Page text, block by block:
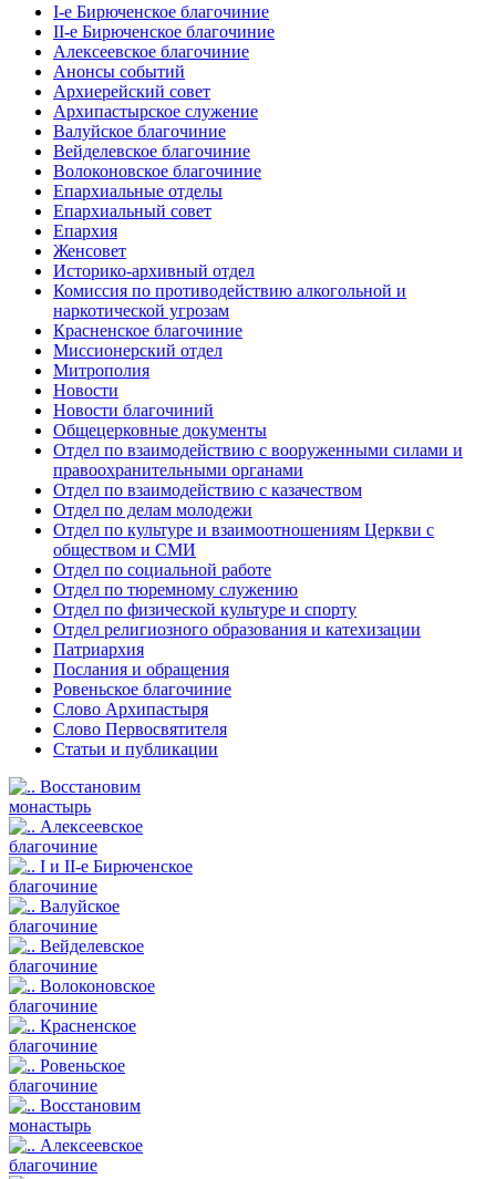
I-е Бирюченское благочиние
II-е Бирюченское благочиние
Алексеевское благочиние
Анонсы событий
Архиерейский совет
Архипастырское служение
Валуйское благочиние
Вейделевское благочиние
Волоконовское благочиние
Епархиальные отделы
Епархиальный совет
Епархия
Женсовет
Историко-архивный отдел
Комиссия по противодействию алкогольной и
наркотической угрозам
Красненское благочиние
Миссионерский отдел
Митрополия
Новости
Новости благочиний
Общецерковные документы
Отдел по взаимодействию с вооруженными силами и
правоохранительными органами
Отдел по взаимодействию с казачеством
Отдел по делам молодежи
Отдел по культуре и взаимоотношениям Церкви с
обществом и СМИ
Отдел по социальной работе
Отдел по тюремному служению
Отдел по физической культуре и спорту
Отдел религиозного образования и катехизации
Патриархия
Послания и обращения
Ровеньское благочиние
Слово Архипастыря
Слово Первосвятителя
Статьи и публикации
Восстановим
монастырь
Алексеевское
благочиние
I и II-е Бирюченское
благочиние
Валуйское
благочиние
Вейделевское
благочиние
Волоконовское
благочиние
Красненское
благочиние
Ровеньское
благочиние
Восстановим
монастырь
Алексеевское
благочиние